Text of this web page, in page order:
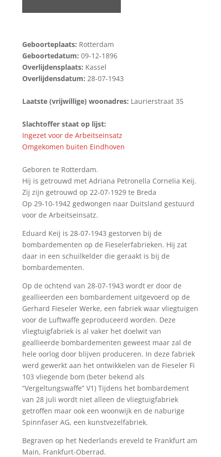
Geboorteplaats: Rotterdam
Geboortedatum: 09-12-1896
Overlijdensplaats: Kassel
Overlijdensdatum: 28-07-1943
Laatste (vrijwillige) woonadres: Laurierstraat 35
Slachtoffer staat op lijst:
Ingezet voor de Arbeitseinsatz
Omgekomen buiten Eindhoven
Geboren te Rotterdam.
Hij is getrouwd met Adriana Petronella Cornelia Keij.
Zij zijn getrouwd op 22-07-1929 te Breda
Op 29-10-1942 gedwongen naar Duitsland gestuurd
voor de Arbeitseinsatz.
Eduard Keij is 28-07-1943 gestorven bij de
bombardementen op de Fieselerfabrieken. Hij zat
daar in een schuilkelder die geraakt is bij de
bombardementen.
Op de ochtend van 28-07-1943 wordt er door de
geallieerden een bombardement uitgevoerd op de
Gerhard Fieseler Werke, een fabriek waar vliegtuigen
voor de Luftwaffe geproduceerd worden. Deze
vliegtuigfabriek is al vaker het doelwit van
geallieerde bombardementen geweest maar zal de
hele oorlog door blijven produceren. In deze fabriek
werd gewerkt aan het ontwikkelen van de Fieseler Fi
103 vliegende bom (beter bekend als
“Vergeltungswaffe” V1) Tijdens het bombardement
van 28 juli wordt niet alleen de vliegtuigfabriek
getroffen maar ook een woonwijk en de naburige
Spinnfaser AG, een kunstvezelfabriek.
Begraven op het Nederlands ereveld te Frankfurt am
Main, Frankfurt-Oberrad.